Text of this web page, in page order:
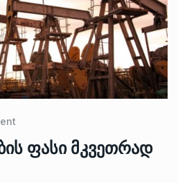
ფასი მკვეთრად